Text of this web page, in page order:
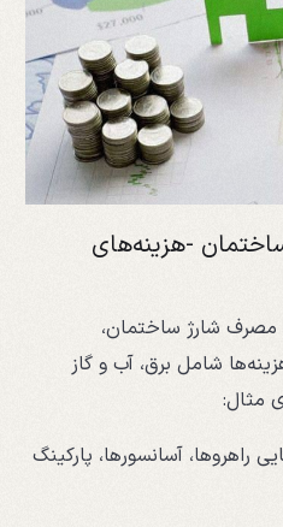
-هزینه‌های
شارژ ساختمان،
شامل برق، آب و گاز
آسانسورها، پارکینگ